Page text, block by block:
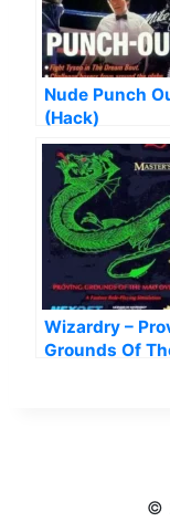
Nude Punch
(Hack)
Wizardry –
Grounds Of
©